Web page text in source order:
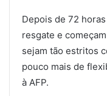
Depois de 72
resgate e
sejam tão estritos
pouco mais de
à AFP.